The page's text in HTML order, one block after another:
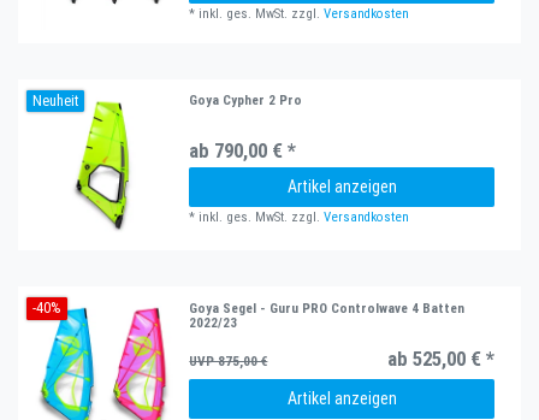
* inkl. ges. MwSt. zzgl.Versandkosten
Neuheit Goya Cypher 2 Pro
ab 790,00 € *
Artikel anzeigen
* inkl. ges. MwSt. zzgl.Versandkosten
-40%
Goya Segel - Guru PRO Controlwave 4 Batten
2022/23
UVP 875,00 € ab 525,00 € *
Artikel anzeigen